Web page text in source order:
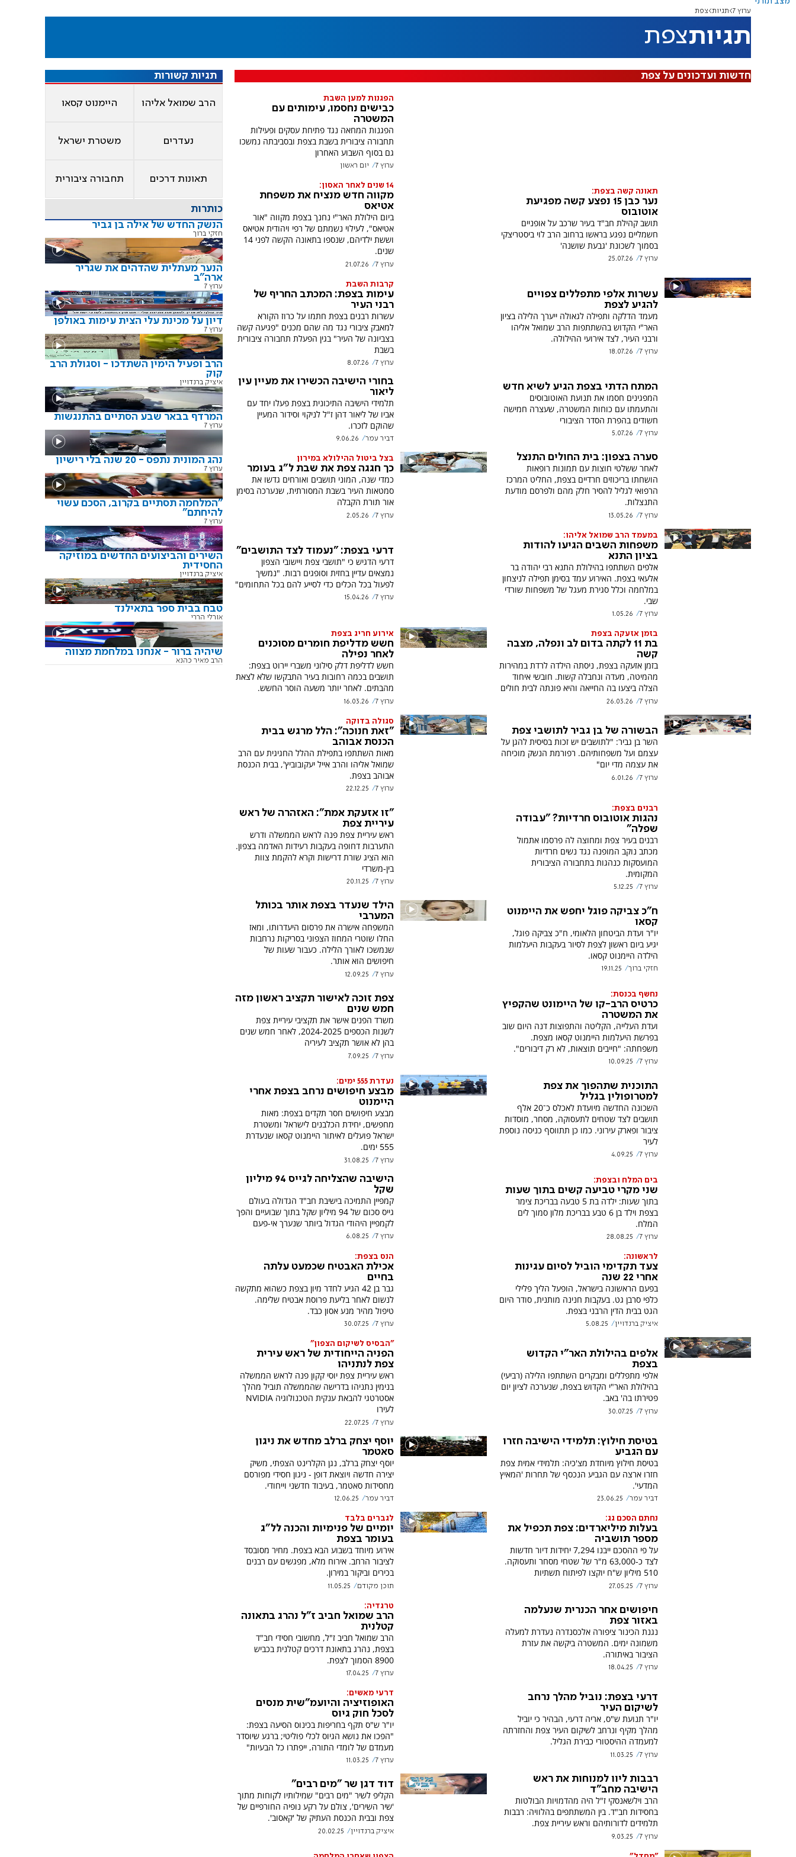
ערוץ 7 תגיות צפת
תגיותצפת
חדשות ועדכונים על צפת
הפגנות למען השבת
כבישים נחסמו, עימותים עם
המשטרה
הפגנות המחאה נגד פתיחת עסקים ופעילות
תחבורה ציבורית בשבת בצפת ובסביבתה נמשכו
גם בסוף השבוע האחרון
ערוץ 7 יום ראשון
תאונה קשה בצפת:
נער כבן 15 נפצע קשה מפגיעת
אוטובוס
תושב קהילת חב"ד בעיר שרכב על אופניים
חשמליים נפגע בראשו ברחוב הרב לוי ביסטריצקי
בסמוך לשכונת 'גבעת שושנה'
ערוץ 7 25.07.26
14 שנים לאחר האסון:
מקווה חדש מנציח את משפחת
אטיאס
ביום הילולת האר"י נחנך בצפת מקווה "אור
אטיאס", לעילוי נשמתם של רפי ויהודית אטיאס
וששת ילדיהם, שנספו בתאונה הקשה לפני 14
שנים.
ערוץ 7 21.07.26
עשרות אלפי מתפללים צפויים
להגיע לצפת
מעמד הדלקה ותפילה לגאולה ייערך הלילה בציון
האר"י הקדוש בהשתתפות הרב שמואל אליהו
ורבני העיר, לצד אירועי ההילולה.
ערוץ 7 18.07.26
קרבות השבת
עימות בצפת: המכתב החריף של
רבני העיר
עשרות רבנים בצפת חתמו על כרוז הקורא
למאבק ציבורי נגד מה שהם מכנים "פגיעה קשה
בצביונה של העיר" בגין הפעלת תחבורה ציבורית
בשבת
ערוץ 7 8.07.26
המתח הדתי בצפת הגיע לשיא חדש
המפגינים חסמו את תנועת האוטובוסים
והתעמתו עם כוחות המשטרה, שעצרה חמישה
חשודים בהפרת הסדר הציבורי
ערוץ 7 5.07.26
בחורי הישיבה הכשירו את מעיין עין
ליאור
תלמידי הישיבה התיכונית בצפת פעלו יחד עם
אביו של ליאור דהן ז"ל לניקוי וסידור המעיין
שהוקם לזכרו.
דביר עמר 9.06.26
סערה בצפון: בית החולים התנצל
לאחר ששלטי חוצות עם תמונות רופאות
הושחתו בריכוזים חרדיים בצפת, החליט המרכז
הרפואי לגליל להסיר חלק מהם ולפרסם מודעת
התנצלות.
ערוץ 7 13.05.26
בצל ביטול ההילולא במירון
כך חגגה צפת את שבת ל"ג בעומר
כמדי שנה, המוני תושבים ואורחים גדשו את
סמטאות העיר בשבת המסורתית, שנערכה בסימן
אור תורת הקבלה
ערוץ 7 2.05.26
במעמד הרב שמואל אליהו:
משפחות השבים הגיעו להודות
בציון התנא
אלפים השתתפו בהילולת התנא רבי יהודה בר
אלעאי בצפת. האירוע עמד בסימן תפילה לניצחון
במלחמה וכלל סגירת מעגל של משפחות שורדי
שבי.
ערוץ 7 1.05.26
דרעי בצפת: "נעמוד לצד התושבים"
דרעי הדגיש כי "תושבי צפת ויישובי הצפון
נמצאים עדיין בחזית וסופגים רבות. "נמשיך
לפעול בכל הכלים כדי לסייע להם בכל התחומים"
ערוץ 7 15.04.26
בזמן אזעקה בצפת
בת 11 לקתה בדום לב ונפלה, מצבה
קשה
בזמן אזעקה בצפת, ניסתה הילדה לרדת במהירות
מהמיטה, מעדה ונחבלה קשות. חובשי איחוד
הצלה ביצעו בה החייאה והיא פונתה לבית חולים
ערוץ 7 26.03.26
אירוע חריג בצפת
חשש מדליפת חומרים מסוכנים
לאחר נפילה
חשש לדליפת דלק סילוני משברי יירוט בצפת:
תושבים בכמה רחובות בעיר התבקשו שלא לצאת
מהבתים. לאחר יותר משעה הוסר החשש.
ערוץ 7 16.03.26
הבשורה של בן גביר לתושבי צפת
השר בן גביר: "לתושבים יש זכות בסיסית להגן על
עצמם ועל משפחותיהם. רפורמת הנשק מוכיחה
את עצמה מדי יום"
ערוץ 7 6.01.26
סגולה בדוקה
"זאת חנוכה": הלל מרגש בבית
הכנסת אבוהב
מאות השתתפו בתפילת ההלל החגיגית עם הרב
שמואל אליהו והרב אייל יעקובוביץ', בבית הכנסת
אבוהב בצפת.
ערוץ 7 22.12.25
רבנים בצפת:
נהגות אוטובוס חרדיות? "עבודה
שפלה"
רבנים בעיר צפת ומחוצה לה פרסמו אתמול
מכתב נוקב המופנה נגד נשים חרדיות
המועסקות כנהגות בתחבורה הציבורית
המקומית.
ערוץ 7 5.12.25
"זו אזעקת אמת": האזהרה של ראש
עיריית צפת
ראש עיריית צפת פנה לראש הממשלה ודרש
התערבות דחופה בעקבות רעידות האדמה בצפון.
הוא הציג שורת דרישות וקרא להקמת צוות
בין-משרדי
ערוץ 7 20.11.25
ח"כ צביקה פוגל יחפש את היימנוט
קסאו
יו"ר ועדת הביטחון הלאומי, ח"כ צביקה פוגל,
יגיע ביום ראשון לצפת לסיור בעקבות היעלמות
הילדה היימנוט קסאו.
חזקי ברוך 19.11.25
הילד שנעדר בצפת אותר בכותל
המערבי
המשפחה אישרה את פרסום היעדרותו, ומאז
החלו שוטרי המחוז הצפוני בסריקות נרחבות
שנמשכו לאורך הלילה. כעבור שעות של
חיפושים הוא אותר.
ערוץ 7 12.09.25
נחשף בכנסת:
כרטיס הרב-קו של היימונט שהקפיץ
את המשטרה
ועדת העלייה, הקליטה והתפוצות דנה היום שוב
בפרשת היעלמות היימנוט קסאו מצפת.
משפחתה: "חייבים תוצאות, לא רק דיבורים".
ערוץ 7 10.09.25
צפת זוכה לאישור תקציב ראשון מזה
חמש שנים
משרד הפנים אישר את תקציבי עיריית צפת
לשנות הכספים 2024-2025, לאחר חמש שנים
בהן לא אושר תקציב לעיריה
ערוץ 7 7.09.25
התוכנית שתהפוך את צפת
למטרופולין בגליל
השכונה החדשה מיועדת לאכלס כ־20 אלף
תושבים לצד שטחים לתעסוקה, מסחר, מוסדות
ציבור ופארק עירוני. כמו כן תתווסף כניסה נוספת
לעיר
ערוץ 7 4.09.25
נעדרת 555 ימים:
מבצע חיפושים נרחב בצפת אחרי
היימנוט
מבצע חיפושים חסר תקדים בצפת: מאות
מחפשים, יחידת הכלבנים לישראל ומשטרת
ישראל פועלים לאיתור היימנוט קסאו שנעדרת
555 ימים.
ערוץ 7 31.08.25
בים המלח ובצפת:
שני מקרי טביעה קשים בתוך שעות
בתוך שעות: ילדה בת 5 טבעה בבריכת צימר
בצפת וילד בן 6 טבע בבריכת מלון סמוך לים
המלח.
ערוץ 7 28.08.25
הישיבה שהצליחה לגייס 94 מיליון
שקל
קמפיין התמיכה בישיבת חב"ד הגדולה בעולם
גייס סכום של 94 מיליון שקל בתוך שבועיים והפך
לקמפיין היהודי הגדול ביותר שנערך אי-פעם
ערוץ 7 6.08.25
לראשונה:
צעד תקדימי הוביל לסיום עגינות
אחרי 22 שנה
בפעם הראשונה בישראל, הופעל הליך פלילי
כלפי סרבן גט. בעקבות חנינה מותנית, סודר היום
הגט בבית הדין הרבני בצפת.
איציק ברנדויין 5.08.25
הנס בצפת:
אכילת האבטיח שכמעט עלתה
בחיים
גבר בן 42 הגיע לחדר מיון בצפת כשהוא מתקשה
לנשום לאחר בליעת פרוסת אבטיח שלימה.
טיפול מהיר מנע אסון כבד.
ערוץ 7 30.07.25
אלפים בהילולת האר"י הקדוש
בצפת
אלפי מתפללים ומבקרים השתתפו הלילה (רביעי)
בהילולת האר"י הקדוש בצפת, שנערכה לציון יום
פטירתו בה' באב.
ערוץ 7 30.07.25
"הבסיס לשיקום הצפון"
הפניה הייחודית של ראש עירית
צפת לנתניהו
ראש עיריית צפת יוסי קקון פנה לראש הממשלה
בנימין נתניהו בדרישה שהממשלה תוביל מהלך
אסטרטגי להבאת ענקית הטכנולוגיה NVIDIA
לעירו
ערוץ 7 22.07.25
בטיסת חילוץ: תלמידי הישיבה חזרו
עם הגביע
בטיסת חילוץ מיוחדת מצ'כיה: תלמידי אמית צפת
חזרו ארצה עם הגביע הנכסף של תחרות 'המאיץ
המדעי'.
דביר עמר 23.06.25
יוסף יצחק ברלב מחדש את ניגון
סאטמר
יוסף יצחק ברלב, נגן הקלרינט הצפתי, משיק
יצירה חדשה ויוצאת דופן - ניגון חסידי מפורסם
מחסידות סאטמר, בעיבוד חדשני וייחודי.
דביר עמר 12.06.25
נחתם הסכם גג:
בעלות מיליארדים: צפת תכפיל את
מספר תושביה
על פי ההסכם ייבנו 7,294 יחידות דיור חדשות
לצד כ-63,000 מ"ר של שטחי מסחר ותעסוקה.
510 מיליון ש"ח יוקצו לפיתוח תשתיות
ערוץ 7 27.05.25
לגברים בלבד
יומיים של פנימיות והכנה לל"ג
בעומר בצפת
אירוע מיוחד בשבוע הבא בצפת. מחיר מסובסד
לציבור הרחב. אירוח מלא, מפגשים עם רבנים
בכירים וביקור במירון.
תוכן מקודם 11.05.25
חיפושים אחר הכנרית שנעלמה
באזור צפת
נגנת הכינור ציפורה אלכסנדרה נעדרת למעלה
משמונה ימים. המשטרה ביקשה את עזרת
הציבור באיתורה.
ערוץ 7 18.04.25
טרגדיה:
הרב שמואל חביב ז"ל נהרג בתאונה
קטלנית
הרב שמואל חביב ז"ל, מחשובי חסידי חב"ד
בצפת, נהרג בתאונת דרכים קטלנית בכביש
8900 הסמוך לצפת.
ערוץ 7 17.04.25
דרעי בצפת: נוביל מהלך נרחב
לשיקום העיר
יו"ר תנועת ש"ס, אריה דרעי, הבהיר כי יוביל
מהלך מקיף ונרחב לשיקום העיר צפת והחזרתה
למעמדה ההיסטורי כבירת הגליל.
ערוץ 7 11.03.25
דרעי מאשים:
האופוזיציה והיועמ"שית מנסים
לסכל חוק גיוס
יו"ר ש"ס תקף בחריפות בכינוס הסיעה בצפת:
"הפכו את נושא הגיוס לכלי פוליטי; ברגע שיוסדר
מעמדם של לומדי התורה, ייפתרו כל הבעיות"
ערוץ 7 11.03.25
רבבות ליוו למנוחות את ראש
הישיבה מחב"ד
הרב וילשאנסקי ז"ל היה מהדמויות הבולטות
בחסידות חב"ד. בין המשתתפים בהלוויה: רבבות
תלמידים לדורותיהם וראש עיריית צפת.
ערוץ 7 9.03.25
דוד דגן שר "מים רבים"
הקליפ לשיר "מים רבים" שמילותיו לקוחות מתוך
'שיר השירים', צולם על רקע נופיה החורפיים של
צפת ובבית הכנסת העתיק של 'קאסוב'.
איציק ברנדויין 20.02.25
תגיות קשורות
הרב שמואל אליהו היימנוט קסאו
נעדרים משטרת ישראל
תאונות דרכים תחבורה ציבורית
כותרות
הנשק החדש של אילה בן גביר
חזקי ברוך
הנער מעתלית שהדהים את שגריר
ארה"ב
ערוץ 7
דיון על מכינת עלי הצית עימות באולפן
ערוץ 7
הרב ופעיל הימין השתדכו - וסגולת הרב
קוק
איציק ברנדויין
המרדף בבאר שבע הסתיים בהתנגשות
ערוץ 7
נהג המונית נתפס - 20 שנה בלי רישיון
ערוץ 7
"המלחמה תסתיים בקרוב, הסכם עשוי
להיחתם"
ערוץ 7
השירים והביצועים החדשים במוזיקה
החסידית
איציק ברנדויין
טבח בבית ספר בתאילנד
אורלי הררי
שיהיה ברור - אנחנו במלחמת מצווה
הרב מאיר כהנא